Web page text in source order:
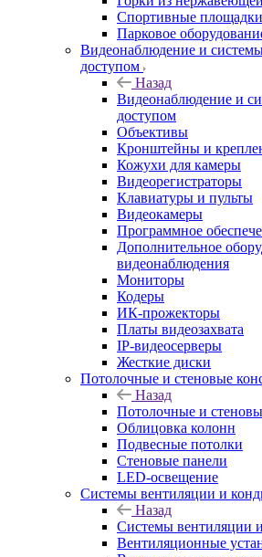
Спортивные площадки
Парковое
Видеонаблюдение и
доступом
Назад
Видеонаблюдение и
доступом
Объективы
Кронштейны и
Кожухи для камеры
Видеорегистраторы
Клавиатуры и пульты
Видеокамеры
Программное
Дополнительное
видеонаблюдения
Мониторы
Кодеры
ИК-прожекторы
Платы видеозахвата
IP-видеосерверы
Жесткие диски
Потолочные и стеновые
Назад
Потолочные и
Облицовка колонн
Подвесные потолки
Стеновые панели
LED-освещение
Системы вентиляции и
Назад
Системы вентиляции
Вентиляционные